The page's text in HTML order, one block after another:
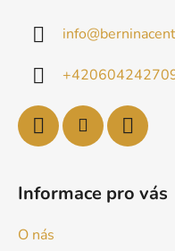
info@
Informace pro vás
O nás